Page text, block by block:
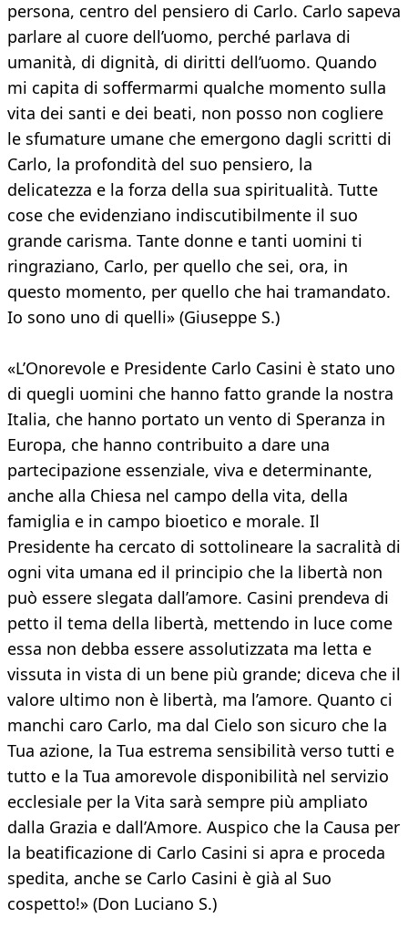
persona, centro del pensiero di Carlo. Carlo sapeva
parlare al cuore dell’uomo, perché parlava di
umanità, di dignità, di diritti dell’uomo. Quando
mi capita di soffermarmi qualche momento sulla
vita dei santi e dei beati, non posso non cogliere
le sfumature umane che emergono dagli scritti di
Carlo, la profondità del suo pensiero, la
delicatezza e la forza della sua spiritualità. Tutte
cose che evidenziano indiscutibilmente il suo
grande carisma. Tante donne e tanti uomini ti
ringraziano, Carlo, per quello che sei, ora, in
questo momento, per quello che hai tramandato.
Io sono uno di quelli» (Giuseppe S.)
«L’Onorevole e Presidente Carlo Casini è stato uno
di quegli uomini che hanno fatto grande la nostra
Italia, che hanno portato un vento di Speranza in
Europa, che hanno contribuito a dare una
partecipazione essenziale, viva e determinante,
anche alla Chiesa nel campo della vita, della
famiglia e in campo bioetico e morale. Il
Presidente ha cercato di sottolineare la sacralità di
ogni vita umana ed il principio che la libertà non
può essere slegata dall’amore. Casini prendeva di
petto il tema della libertà, mettendo in luce come
essa non debba essere assolutizzata ma letta e
vissuta in vista di un bene più grande; diceva che il
valore ultimo non è libertà, ma l’amore. Quanto ci
manchi caro Carlo, ma dal Cielo son sicuro che la
Tua azione, la Tua estrema sensibilità verso tutti e
tutto e la Tua amorevole disponibilità nel servizio
ecclesiale per la Vita sarà sempre più ampliato
dalla Grazia e dall’Amore. Auspico che la Causa per
la beatificazione di Carlo Casini si apra e proceda
spedita, anche se Carlo Casini è già al Suo
cospetto!» (Don Luciano S.)